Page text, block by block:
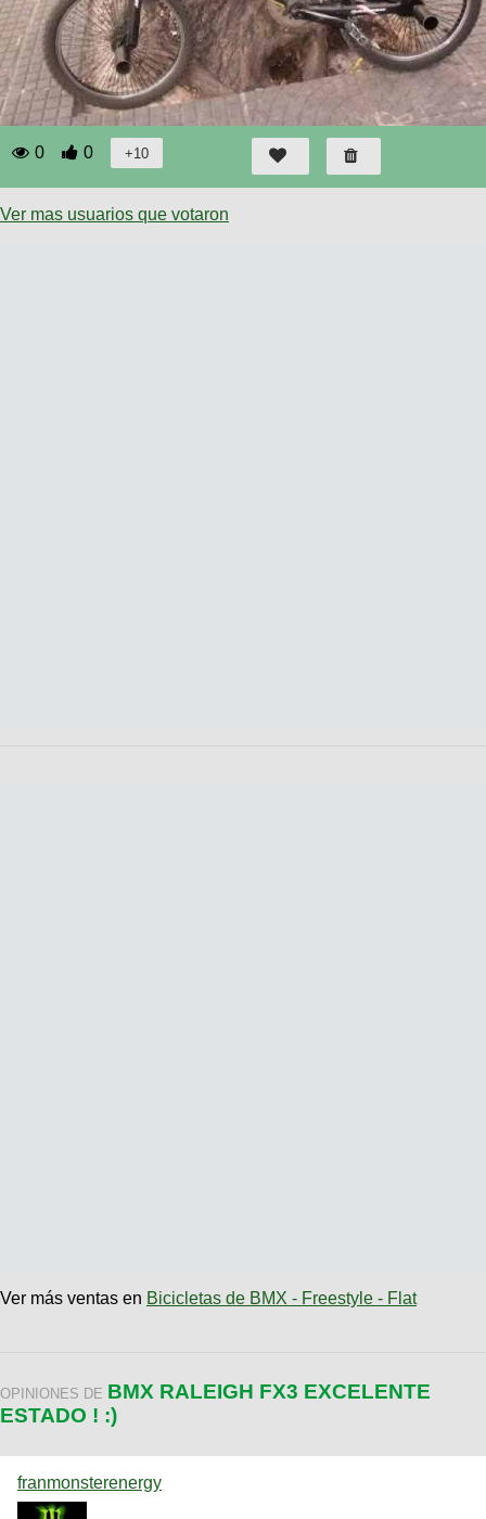
Fotos
del
DÃA
Fotos
votadas
0 0
Ver mas usuarios que votaron
Ver más ventas en Bicicletas de BMX - Freestyle - Flat
OPINIONES DE BMX RALEIGH FX3 EXCELENTE
ESTADO ! :)
franmonsterenergy